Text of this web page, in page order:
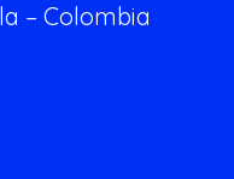
– Colombia